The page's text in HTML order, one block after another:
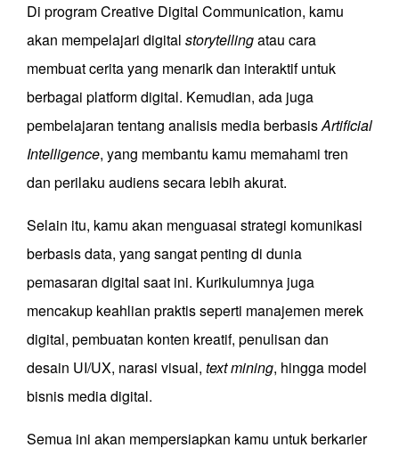
Di program Creative Digital Communication, kamu
akan mempelajari digital storytellingatau cara
membuat cerita yang menarik dan interaktif untuk
berbagai platform digital. Kemudian, ada juga
pembelajaran tentang analisis media berbasisArtificial
Intelligence, yang membantu kamu memahami tren
dan perilaku audiens secara lebih akurat.
Selain itu, kamu akan menguasai strategi komunikasi
berbasis data, yang sangat penting di dunia
pemasaran digital saat ini. Kurikulumnya juga
mencakup keahlian praktis seperti manajemen merek
digital, pembuatan konten kreatif, penulisan dan
desain UI/UX, narasi visual, text mining, hingga model
bisnis media digital.
Semua ini akan mempersiapkan kamu untuk berkarier